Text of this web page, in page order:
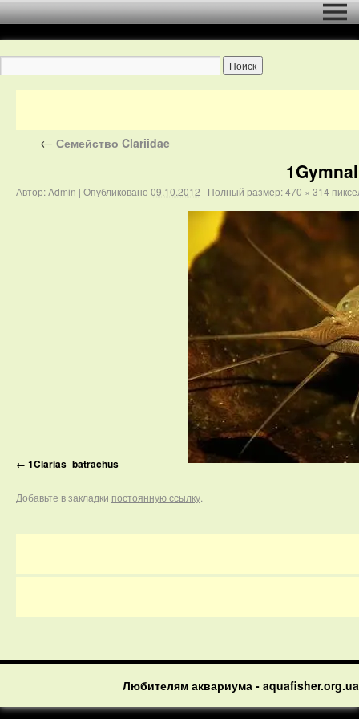
← Семейство Clariidae
Автор:Admin | Опубликовано 09.10.2012 | Полный размер:470 × 314
1Clarias_batrachus
Добавьте в закладки постоянную ссылку.
Любителям аквариума - aquafisher.org.ua